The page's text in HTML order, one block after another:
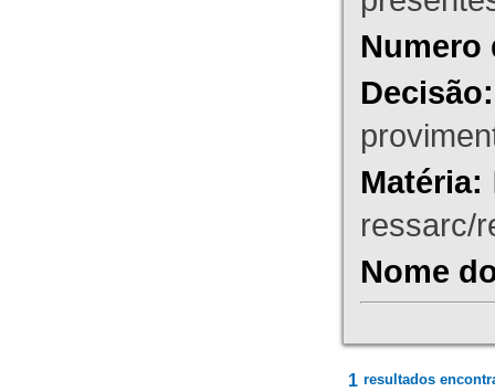
Numero
Decisão:
Matéria:
ressarc/
Nome
1 resultados